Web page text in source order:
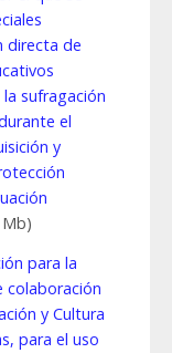
directa de
sufragación
el
y
para la
colaboración
y Cultura
para el uso